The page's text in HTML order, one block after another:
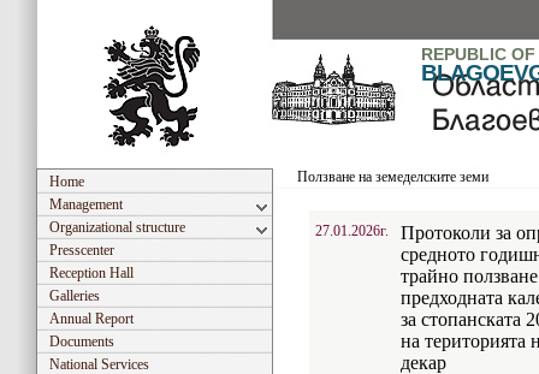
REPUBLIC
Home
Management
Organizational structure
Presscenter
Reception Hall
Galleries
Annual Report
Documents
National Services
Ползване на земеделските земи
27.01.2026г.
Протоколи за
средното
трайно
предходната
за стопанската
на територията
декар